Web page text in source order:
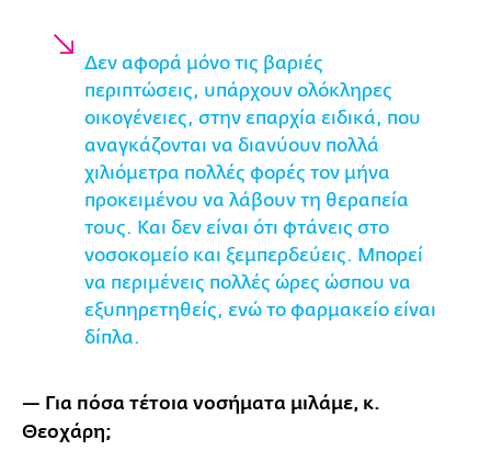
Δεν αφορά μόνο τις βαριές
περιπτώσεις, υπάρχουν ολόκληρες
οικογένειες, στην επαρχία ειδικά, που
αναγκάζονται να διανύουν πολλά
χιλιόμετρα πολλές φορές τον μήνα
προκειμένου να λάβουν τη θεραπεία
τους. Και δεν είναι ότι φτάνεις στο
νοσοκομείο και ξεμπερδεύεις. Μπορεί
να περιμένεις πολλές ώρες ώσπου να
εξυπηρετηθείς, ενώ το φαρμακείο είναι
δίπλα.
— Για πόσα τέτοια νοσήματα μιλάμε, κ.
Θεοχάρη;